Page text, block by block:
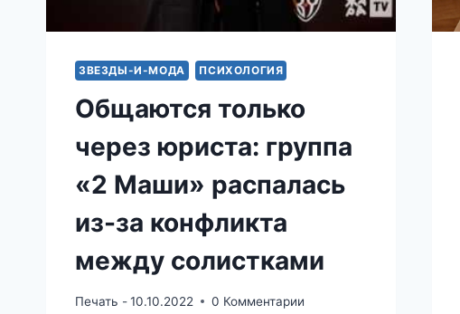
ЗВЕЗДЫ-И-МОДА ПСИХОЛОГИЯ
Общаются только
через юриста: группа
«2 Маши» распалась
из-за конфликта
между солистками
Печать -10.10.2022 0 Комментарии